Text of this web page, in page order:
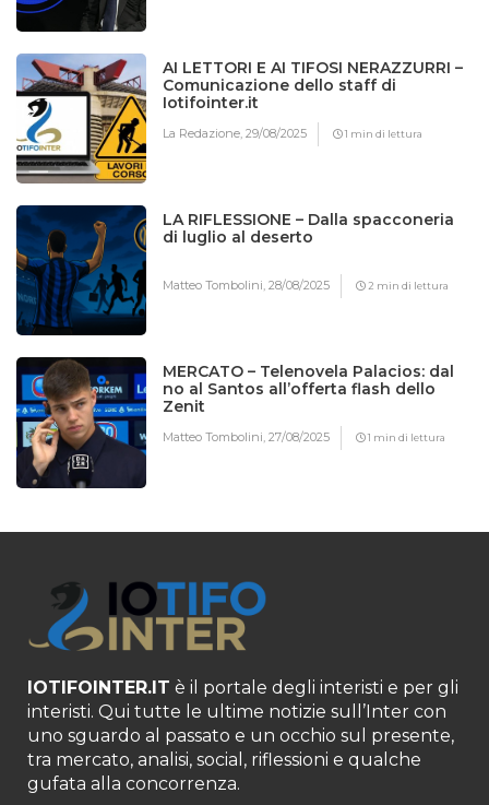
AI LETTORI E AI TIFOSI NERAZZURRI –
Comunicazione dello staff di
Iotifointer.it
La Redazione,29/08/2025 1 min di lettura
LA RIFLESSIONE – Dalla spacconeria
di luglio al deserto
Matteo Tombolini,28/08/2025 2 min di lettura
MERCATO – Telenovela Palacios: dal
no al Santos all’offerta flash dello
Zenit
Matteo Tombolini,27/08/2025 1 min di lettura
IOTIFOINTER.IT è il portale degli interisti e per gli
interisti. Qui tutte le ultime notizie sull’Inter con
uno sguardo al passato e un occhio sul presente,
tra mercato, analisi, social, riflessioni e qualche
gufata alla concorrenza.